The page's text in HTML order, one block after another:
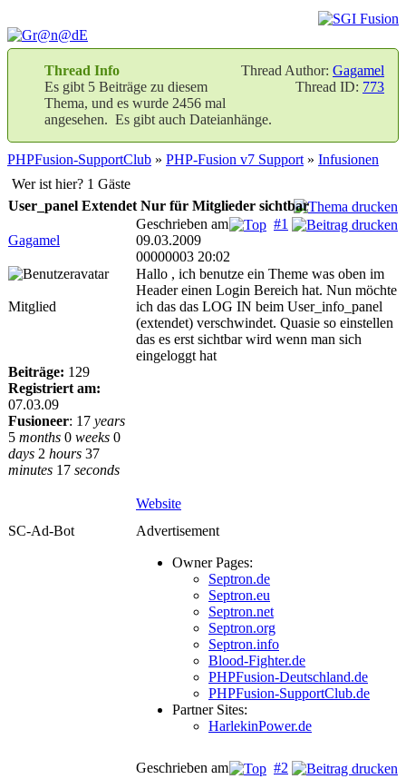
Thread Author: Gagamel
Thread ID: 773
Thread Info
Es gibt 5 Beiträge zu diesem
Thema, und es wurde 2456 mal
angesehen. Es gibt auch Dateianhänge.
PHPFusion-SupportClub » PHP-Fusion v7 Support » Infusionen
Wer ist hier? 1 Gäste
User_panel Extendet Nur für Mitglieder sichtbar
Gagamel
#1
Geschrieben am
09.03.2009
00000003 20:02
Mitglied
Beiträge: 129
Registriert am:
07.03.09
Fusioneer: 17 years
5 months 0 weeks 0
days 2 hours 37
minutes 17 seconds
Hallo , ich benutze ein Theme was oben im
Header einen Login Bereich hat. Nun möchte
ich das das LOG IN beim User_info_panel
(extendet) verschwindet. Quasie so einstellen
das es erst sichtbar wird wenn man sich
eingeloggt hat
Website
SC-Ad-Bot
Advertisement
Owner Pages:
Septron.de
Septron.eu
Septron.net
Septron.org
Septron.info
Blood-Fighter.de
PHPFusion-Deutschland.de
PHPFusion-SupportClub.de
Partner Sites:
HarlekinPower.de
#2
Geschrieben am